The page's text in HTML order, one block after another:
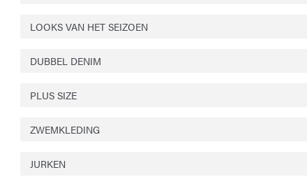
LOOKS VAN HET SEIZOEN
DUBBEL DENIM
PLUS SIZE
ZWEMKLEDING
JURKEN